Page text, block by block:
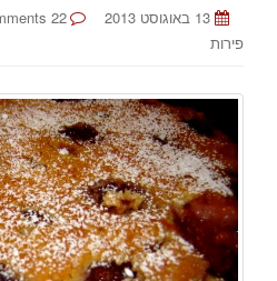
13 באוגוסט 2013 22 Comments
פירות